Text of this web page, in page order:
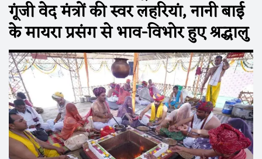
गूंजी वेद मंत्रों की स्वर लहरियां, नानी बाई
के मायरा प्रसंग से भाव-विभोर हुए श्रद्धालु